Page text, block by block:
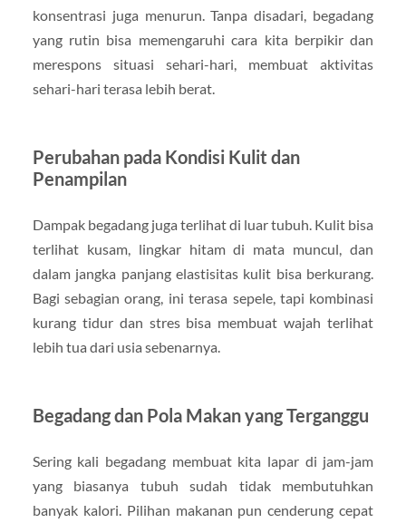
konsentrasi juga menurun. Tanpa disadari, begadang
yang rutin bisa memengaruhi cara kita berpikir dan
merespons situasi sehari-hari, membuat aktivitas
sehari-hari terasa lebih berat.
Perubahan pada Kondisi Kulit dan
Penampilan
Dampak begadang juga terlihat di luar tubuh. Kulit bisa
terlihat kusam, lingkar hitam di mata muncul, dan
dalam jangka panjang elastisitas kulit bisa berkurang.
Bagi sebagian orang, ini terasa sepele, tapi kombinasi
kurang tidur dan stres bisa membuat wajah terlihat
lebih tua dari usia sebenarnya.
Begadang dan Pola Makan yang Terganggu
Sering kali begadang membuat kita lapar di jam-jam
yang biasanya tubuh sudah tidak membutuhkan
banyak kalori. Pilihan makanan pun cenderung cepat